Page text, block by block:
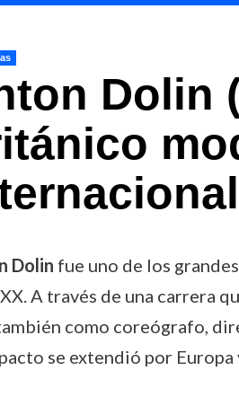
Dolin
Dolin fue uno de los
A través de una carrera
como coreógrafo,
se extendió por